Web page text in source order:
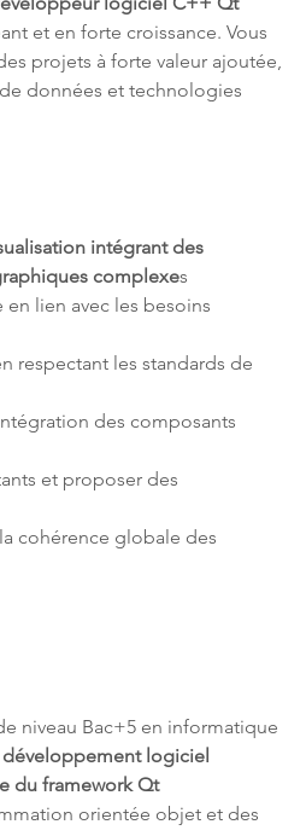
et en forte croissance. Vous
projets à forte valeur ajoutée,
données et technologies
intégrant des
complexe
lien avec les besoins
respectant les standards de
des composants
et proposer des
cohérence globale des
développement logiciel
du framework Qt
orientée objet et des